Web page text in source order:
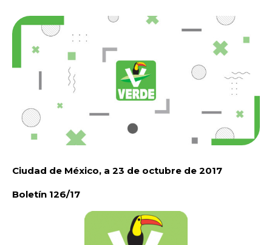
Ciudad de México, a 23 de octubre de 2017
Boletín 126/17